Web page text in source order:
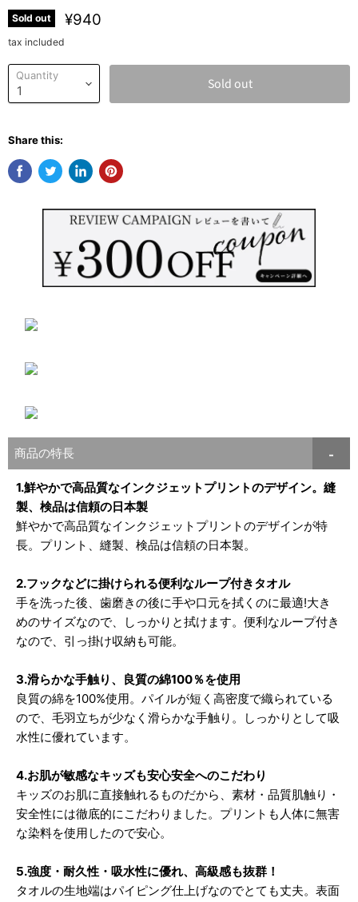
Sold out ¥940
tax included
Quantity Sold out
Share this:
商品の特長
1.鮮やかで高品質なインクジェットプリントのデザイン。縫
製、検品は信頼の日本製
鮮やかで高品質なインクジェットプリントのデザインが特
長。プリント、縫製、検品は信頼の日本製。
2.フックなどに掛けられる便利なループ付きタオル
手を洗った後、歯磨きの後に手や口元を拭くのに最適!大き
めのサイズなので、しっかりと拭けます。便利なループ付き
なので、引っ掛け収納も可能。
3.滑らかな手触り、良質の綿100％を使用
良質の綿を100%使用。パイルが短く高密度で織られている
ので、毛羽立ちが少なく滑らかな手触り。しっかりとして吸
水性に優れています。
4.お肌が敏感なキッズも安心安全へのこだわり
キッズのお肌に直接触れるものだから、素材・品質肌触り・
安全性には徹底的にこだわりました。プリントも人体に無害
な染料を使用したので安心。
5.強度・耐久性・吸水性に優れ、高級感も抜群！
タオルの生地端はパイピング仕上げなのでとても丈夫。表面